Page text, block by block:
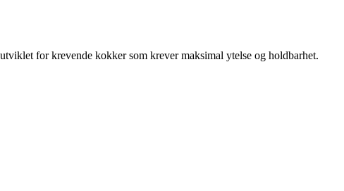
for krevende kokker som krever maksimal ytelse og holdbarhet.